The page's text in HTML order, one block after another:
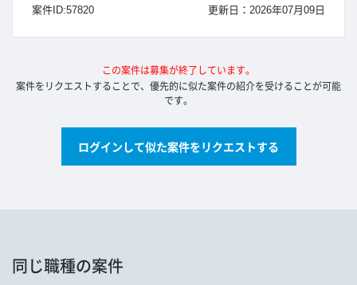
更新日：2026年07月09日
案件ID:57820
この案件は募集が終了しています。
案件をリクエストすることで、優先的に似た案件の紹介を受けることが可能
です。
ログインして似た案件をリクエストする
同じ職種の案件